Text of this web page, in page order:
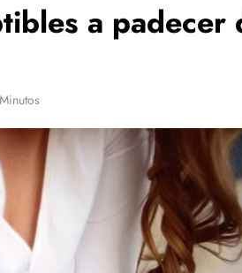
a padecer
Adulto mayor
atropellado
video
febrero 27, 2026